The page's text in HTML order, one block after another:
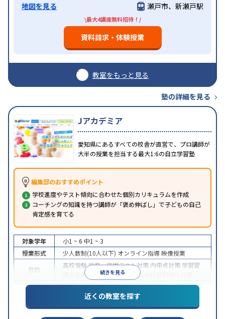
地図を見る 瀬戸市、新瀬戸駅
\最大4講座無料招待！/
資料請求・体験授業
教室をもっと見る
塾の詳細を見る
Jアカデミア
愛知県にあるすべての校舎が直営で、プロ講師が
大半の授業を担当する最大1:6の自立学習塾
編集部のおすすめポイント
学校進度やテスト傾向に合わせた個別カリキュラムを作成
コーチングの知識を持つ講師が「褒め伸ばし」で子どもの自己
肯定感を育てる
続きを見る
対象学年 小1 ~ 6 中1 ~ 3
授業形式
少人数制(10人以下) オンライン指導映像授業
目的
高校受験授業・定期テスト対策 内申点対策 学習習
慣の定着
学校別特化対策 その他科目別特化対策
授業の振替可能不登校生に対応学習にPC・タブレ
ットを利用オンライン対応1科目から受講可能
節講習のみの受講可自習室あり
近くの教室を探す